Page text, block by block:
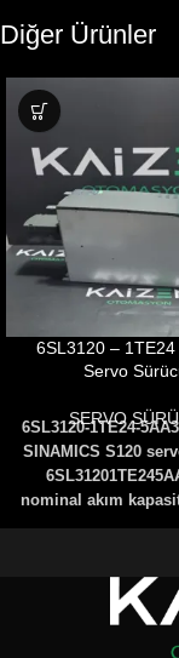
Diğer Ürünler
6SL3120 – 1TE24
Servo
SERVO
6SL3120-1TE24-
SINAMICS S120
nominal akım
eksenli motor
ve üretim
performans sunar
PROFIBUS ve
desteği ile kolay